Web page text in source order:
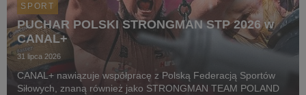
SPORT
PUCHAR POLSKI STRONGMAN STP 2026 w
CANAL+
31 lipca 2026
CANAL+ nawiązuje współpracę z Polską Federacją Sportów
Siłowych, znaną również jako STRONGMAN TEAM POLAND